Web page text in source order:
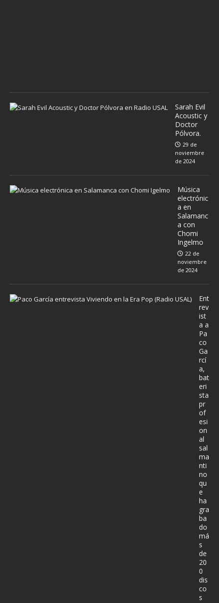
Sarah Evil
Acoustic y
Doctor
Pólvora.
29 de
noviembre
de 2024
Música
electrónic
a en
Salamanc
a con
Chomi
Ingelmo
22 de
noviembre
de 2024
Ent
rev
ist
a a
Pa
co
Ga
rcí
a,
bat
eri
sta
pr
of
esi
on
al
sal
ma
nti
no
qu
e
ha
gra
ba
do
má
s
de
20
0
dis
co
s